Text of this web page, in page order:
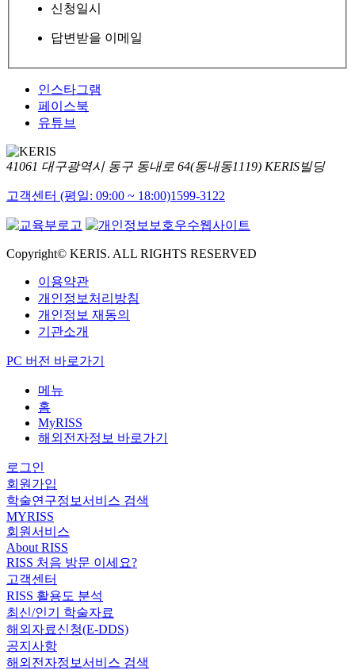
신청일시
답변받을 이메일
인스타그램
페이스북
유튜브
41061 대구광역시 동구 동내로 64(동내동1119) KERIS빌딩
고객센터 (평일: 09:00 ~ 18:00)1599-3122
Copyright© KERIS. ALL RIGHTS RESERVED
이용약관
개인정보처리방침
개인정보 재동의
기관소개
PC 버전 바로가기
메뉴
홈
MyRISS
해외전자정보 바로가기
로그인
회원가입
학술연구정보서비스 검색
MYRISS
회원서비스
About RISS
RISS 처음 방문 이세요?
고객센터
RISS 활용도 분석
최신/인기 학술자료
해외자료신청(E-DDS)
공지사항
해외전자정보서비스 검색